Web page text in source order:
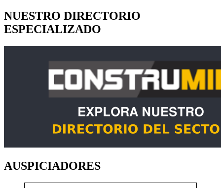
NUESTRO DIRECTORIO
ESPECIALIZADO
AUSPICIADORES